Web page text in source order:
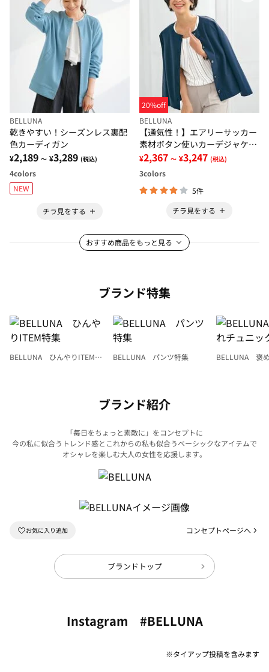
BELLUNA
乾きやすい！シーズンレス裏配
色カーディガン
¥2,189 ～ ¥3,289 (税込)
4colors
NEW
チラ見をする
20%off
BELLUNA
【通気性！】エアリーサッカー
素材ボタン使いカーデジャケッ
ト
¥2,367 ～ ¥3,247 (税込)
3colors
5件
チラ見をする
おすすめ商品をもっと見る
ブランド特集
BELLUNA ひんやりITEM特
BELLUNA パンツ特集
BELLUNA 褒
ブランド紹介
「毎日をちょっと素敵に」をコンセプトに
今の私に似合うトレンド感とこれからの私も似合うベーシックなアイテムで
オシャレを楽しむ大人の女性を応援します。
コンセプトページへ
ブランドトップ
Instagram #BELLUNA
※タイアップ投稿を含みます